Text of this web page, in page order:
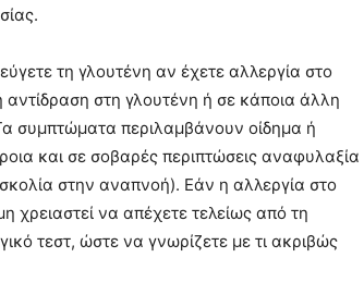
τη γλουτένη αν έχετε αλλεργία στο
αντίδραση στη γλουτένη ή σε κάποια άλλη
συμπτώματα περιλαμβάνουν οίδημα ή
και σε σοβαρές περιπτώσεις αναφυλαξία
στην αναπνοή). Εάν η αλλεργία στο
χρειαστεί να απέχετε τελείως από τη
τεστ, ώστε να γνωρίζετε με τι ακριβώς